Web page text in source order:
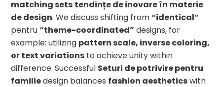
matching sets tendințe de inovare în materie
de design. We discuss shifting from“identical”
pentru“theme-coordinated” designs, for
example: utilizing pattern scale, inverse coloring,
or text variations to achieve unity within
difference. Successful Seturi de potrivire pentru
familiedesign balances fashion aestheticswith